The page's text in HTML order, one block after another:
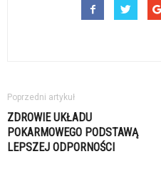
Poprzedni artykuł
ZDROWIE UKŁADU
POKARMOWEGO PODSTAWĄ
LEPSZEJ ODPORNOŚCI